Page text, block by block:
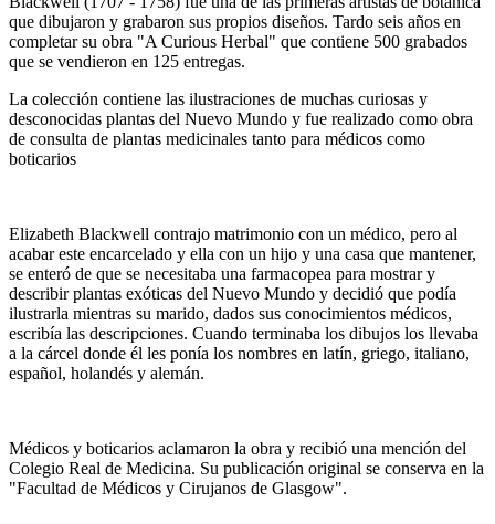
que dibujaron y grabaron sus propios diseños. Tardo seis años en
completar su obra "A Curious Herbal" que contiene 500 grabados
que se vendieron en 125 entregas.
La colección contiene las ilustraciones de muchas curiosas y
desconocidas plantas del Nuevo Mundo y fue realizado como obra
de consulta de plantas medicinales tanto para médicos como
boticarios
Elizabeth Blackwell contrajo matrimonio con un médico, pero al
acabar este encarcelado y ella con un hijo y una casa que mantener,
se enteró de que se necesitaba una farmacopea para mostrar y
describir plantas exóticas del Nuevo Mundo y decidió que podía
ilustrarla mientras su marido, dados sus conocimientos médicos,
escribía las descripciones. Cuando terminaba los dibujos los llevaba
a la cárcel donde él les ponía los nombres en latín, griego, italiano,
español, holandés y alemán.
Médicos y boticarios aclamaron la obra y recibió una mención del
Colegio Real de Medicina. Su publicación original se conserva en la
"Facultad de Médicos y Cirujanos de Glasgow".